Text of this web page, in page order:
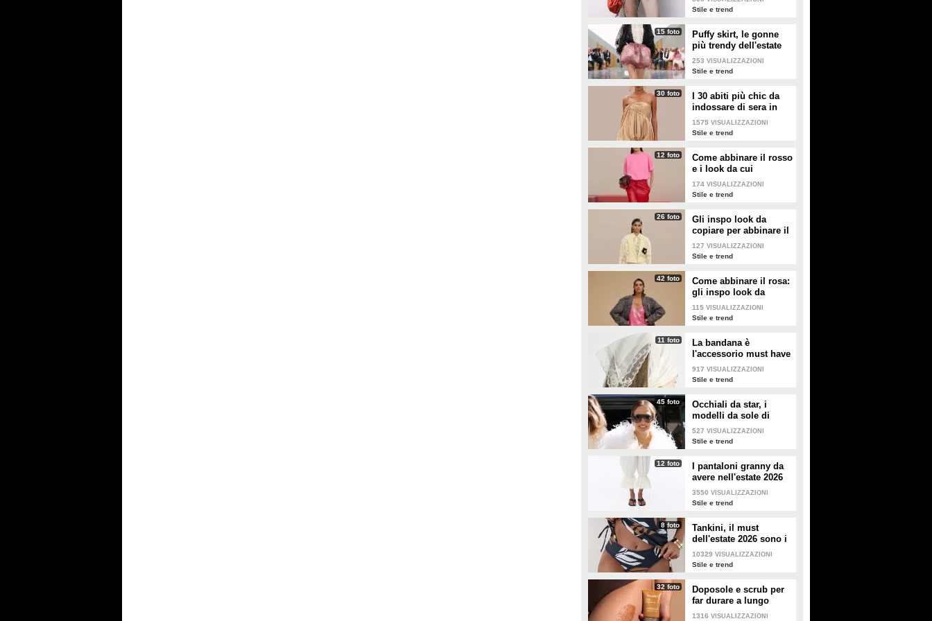
2026
Stile e trend
15 foto
Puffy skirt, le gonne
più trendy dell'estate
2026 sono quelle a
palloncino
253 VISUALIZZAZIONI
Stile e trend
30 foto
I 30 abiti più chic da
indossare di sera in
estate
1575 VISUALIZZAZIONI
Stile e trend
12 foto
Come abbinare il rosso
e i look da cui
prendere ispirazione
174 VISUALIZZAZIONI
Stile e trend
26 foto
Gli inspo look da
copiare per abbinare il
giallo
127 VISUALIZZAZIONI
Stile e trend
42 foto
Come abbinare il rosa:
gli inspo look da
copiare
115 VISUALIZZAZIONI
Stile e trend
11 foto
La bandana è
l'accessorio must have
dell'estate 2026: i
modelli di tendenza
917 VISUALIZZAZIONI
Stile e trend
45 foto
Occhiali da star, i
modelli da sole di
tendenza per l'estate
2026
527 VISUALIZZAZIONI
Stile e trend
12 foto
I pantaloni granny da
avere nell'estate 2026
3550 VISUALIZZAZIONI
Stile e trend
8 foto
Tankini, il must
dell'estate 2026 sono i
costumi con la canotta
10329 VISUALIZZAZIONI
Stile e trend
32 foto
Doposole e scrub per
far durare a lungo
l'abbronzatura in estate
1316 VISUALIZZAZIONI